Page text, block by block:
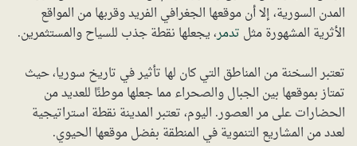
المدن السورية، إلا أن موقعها الجغرافي الفريد وقربها من المواقع
الأثرية المشهورة مثل تدمر، يجعلها نقطة جذب للسياح والمستثمرين.
تعتبر السخنة من المناطق التي كان لها تأثير في تاريخ سوريا، حيث
تمتاز بموقعها بين الجبال والصحراء مما جعلها موطنًا للعديد من
الحضارات على مر العصور. اليوم، تعتبر المدينة نقطة استراتيجية
لعدد من المشاريع التنموية في المنطقة بفضل موقعها الحيوي.